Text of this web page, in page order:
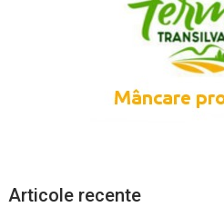
Articole recente